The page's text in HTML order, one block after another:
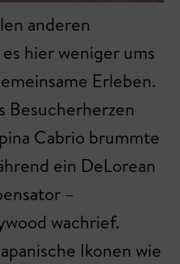
anderen
hier weniger ums
Erleben.
Besucherherzen
Cabrio brummte
ein DeLorean
–
wachrief.
Ikonen wie